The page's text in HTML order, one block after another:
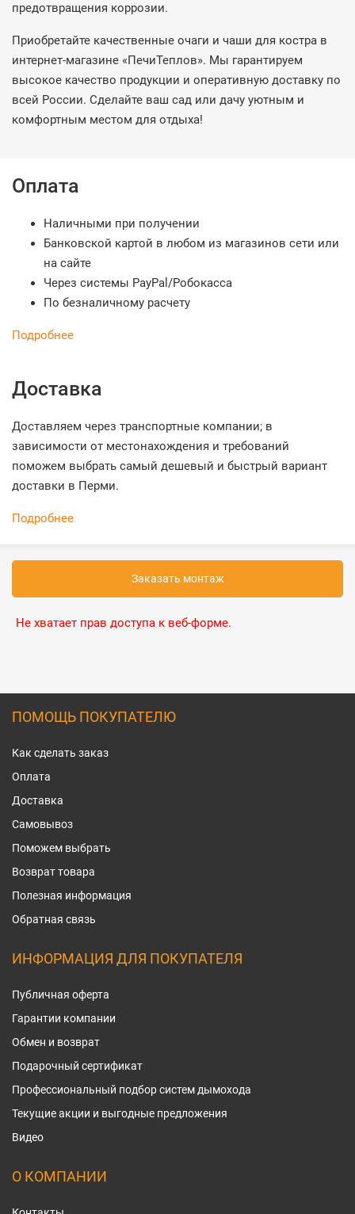
предотвращения коррозии.
Приобретайте качественные очаги и чаши для костра в
интернет-магазине «ПечиТеплов». Мы гарантируем
высокое качество продукции и оперативную доставку по
всей России. Сделайте ваш сад или дачу уютным и
комфортным местом для отдыха!
Оплата
Наличными при получении
Банковской картой в любом из магазинов сети или
на сайте
Через системы PayPal/Робокасса
По безналичному расчету
Подробнее
Доставка
Доставляем через транспортные компании; в
зависимости от местонахождения и требований
поможем выбрать самый дешевый и быстрый вариант
доставки в Перми.
Подробнее
Заказать монтаж
Не хватает прав доступа к веб-форме.
ПОМОЩЬ ПОКУПАТЕЛЮ
Как сделать заказ
Оплата
Доставка
Самовывоз
Поможем выбрать
Возврат товара
Полезная информация
Обратная связь
ИНФОРМАЦИЯ ДЛЯ ПОКУПАТЕЛЯ
Публичная оферта
Гарантии компании
Обмен и возврат
Подарочный сертификат
Профессиональный подбор систем дымохода
Текущие акции и выгодные предложения
Видео
О КОМПАНИИ